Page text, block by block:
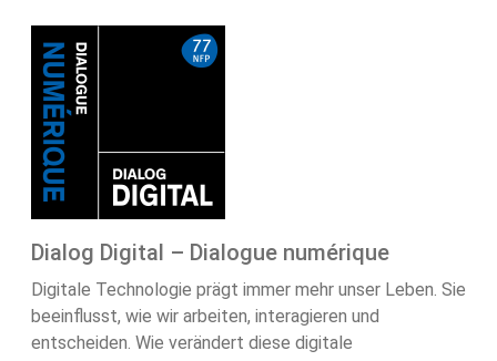
Dialog Digital – Dialogue numérique
Digitale Technologie prägt immer mehr unser Leben. Sie
beeinflusst, wie wir arbeiten, interagieren und
entscheiden. Wie verändert diese digitale